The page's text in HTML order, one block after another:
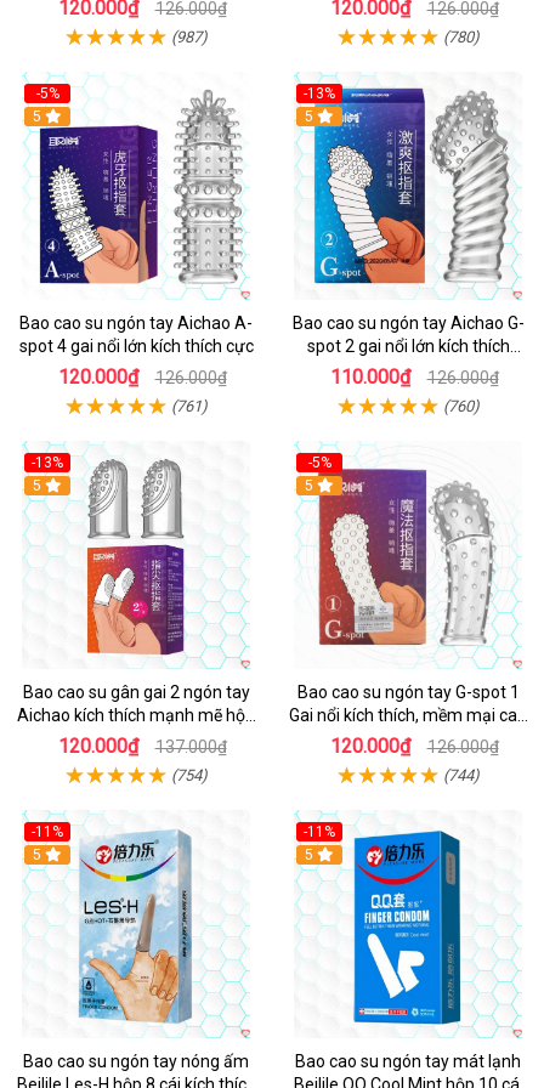
120.000₫ 126.000₫
(987)
120.000₫ 126.000₫
(780)
-5%
Hot
5
Bao cao su ngón tay Aichao A-
spot 4 gai nổi lớn kích thích cực
120.000₫ 126.000₫
(761)
-13%
Hot
5
Bao cao su ngón tay Aichao G-
spot 2 gai nổi lớn kích thích
mạnh mẽ
110.000₫ 126.000₫
(760)
-13%
Hot
5
Bao cao su gân gai 2 ngón tay
Aichao kích thích mạnh mẽ hộp
2 cái
120.000₫ 137.000₫
(754)
-5%
Hot
5
Bao cao su ngón tay G-spot 1
Gai nổi kích thích, mềm mại cao
cấp
120.000₫ 126.000₫
(744)
-11%
5
Bao cao su ngón tay nóng ấm
-11%
5
Bao cao su ngón tay mát lạnh